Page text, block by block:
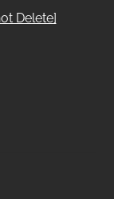
Delete]